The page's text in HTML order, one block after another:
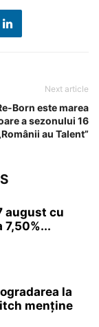
Next article
Born este marea
a sezonului 16
au Talent”
august cu
7,50%...
la
menține